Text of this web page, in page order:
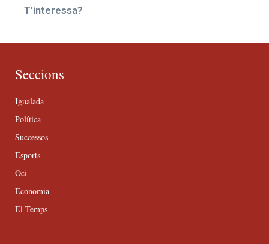
T’interessa?
Seccions
Igualada
Política
Successos
Esports
Oci
Economia
El Temps